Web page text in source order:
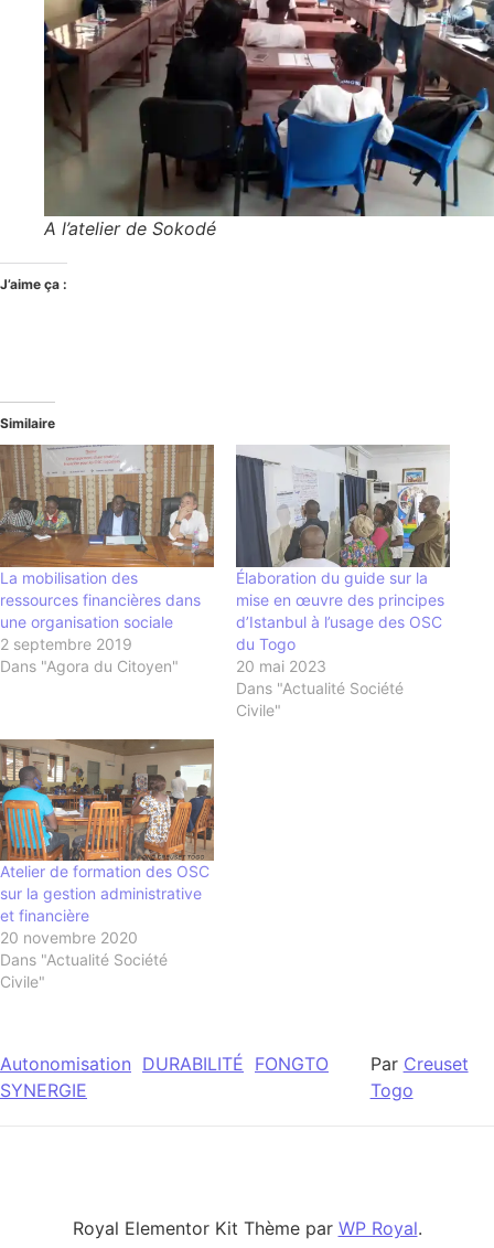
A l’atelier de Sokodé
J’aime ça :
Similaire
La mobilisation des
ressources financières dans
une organisation sociale
2 septembre 2019
Dans "Agora du Citoyen"
Élaboration du guide sur la
mise en œuvre des principes
d’Istanbul à l’usage des OSC
du Togo
20 mai 2023
Dans "Actualité Société
Civile"
Atelier de formation des OSC
sur la gestion administrative
et financière
20 novembre 2020
Dans "Actualité Société
Civile"
Autonomisation DURABILITÉ FONGTO
SYNERGIE
Par Creuset
Togo
Royal Elementor Kit Thème par WP Royal.